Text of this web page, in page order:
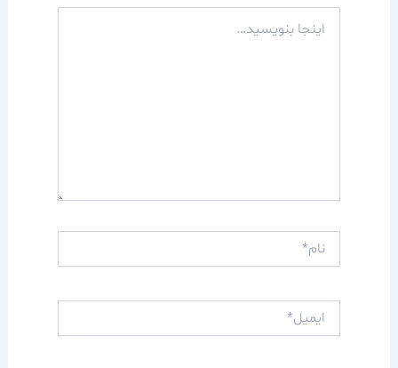
بنویسید…